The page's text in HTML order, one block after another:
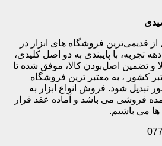
قدیمی‌ترین فروشگاه های ابزار در
تجربه، با پایبندی به دو اصل کلیدی،
و تضمین اصل‌بودن کالا، موفق شده تا
کشور ، به معتبر ترین فروشگاه
تبدیل شود. فروش انواع ابزار به
فروشی می باشد و آماده عقد قرار
ها می باشیم.